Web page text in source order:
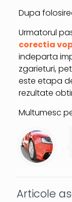
Dupa
Urmatorul
corectia
indeparta
zgarieturi,
este etapa
rezultate
Multumesc
Articole